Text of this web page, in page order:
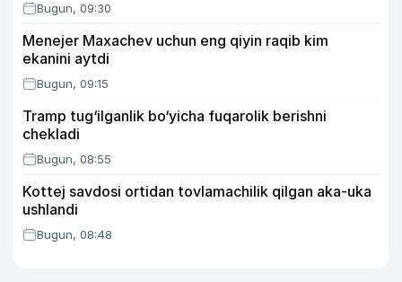
Bugun, 09:30
Menejer Maxachev uchun eng qiyin raqib kim
ekanini aytdi
Bugun, 09:15
Tramp tug‘ilganlik bo‘yicha fuqarolik berishni
chekladi
Bugun, 08:55
Kottej savdosi ortidan tovlamachilik qilgan aka-uka
ushlandi
Bugun, 08:48